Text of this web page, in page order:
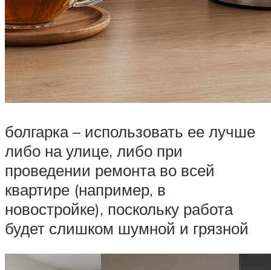
болгарка – использовать ее лучше
либо на улице, либо при
проведении ремонта во всей
квартире (например, в
новостройке), поскольку работа
будет слишком шумной и грязной